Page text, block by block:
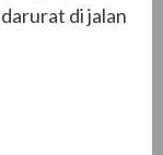
di jalan